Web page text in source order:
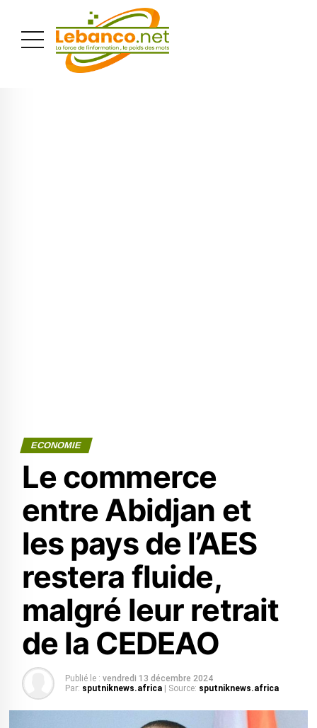
ECONOMIE
Le commerce
entre Abidjan et
les pays de l’AES
restera fluide,
malgré leur retrait
de la CEDEAO
Publié le : vendredi 13 décembre 2024
Par: sputniknews.africa | Source: sputniknews.africa